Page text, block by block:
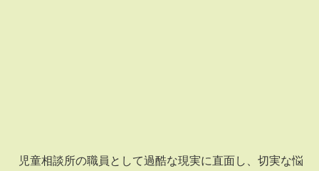
児童相談所の職員として過酷な現実に直面し、切実な悩